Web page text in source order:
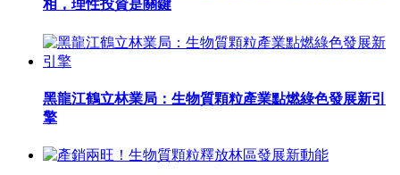
相，理性投資是關鍵
黑龍江鶴立林業局：生物質顆粒產業點燃綠色發展新引
擎